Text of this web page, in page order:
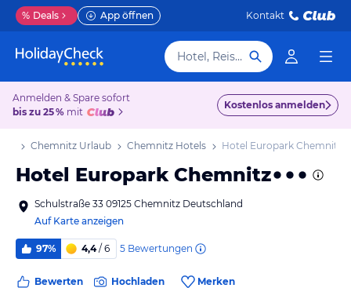
% Deals App öffnen Kontakt
Hotel, Reiseziel
Anmelden & Spare sofort
bis zu 25 % mit
Kostenlos anmelden
Chemnitz Urlaub Chemnitz Hotels Hotel Europark Chemnitz
Hotel Europark Chemnitz
Schulstraße 33 09125 Chemnitz Deutschland
Auf Karte anzeigen
97% 4,4/ 6 5 Bewertungen
Bewerten Hochladen Merken